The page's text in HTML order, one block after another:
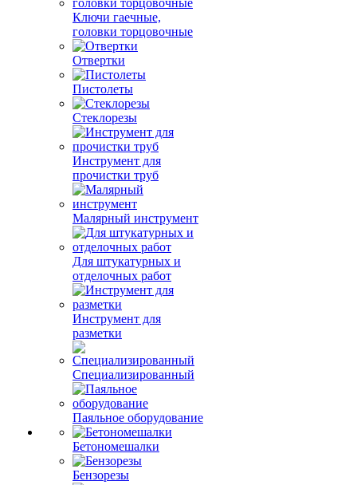
Ключи гаечные,
головки торцовочные
Отвертки
Пистолеты
Стеклорезы
Инструмент для
прочистки труб
Малярный инструмент
Для штукатурных и
отделочных работ
Инструмент для
разметки
Специализированный
Паяльное оборудование
Бетономешалки
Бензорезы